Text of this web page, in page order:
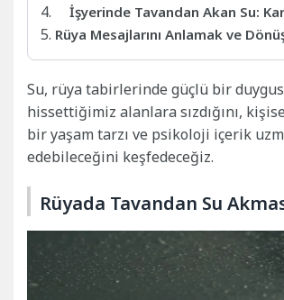
İşyerinde Tavandan Akan Su:
Rüya Mesajlarını Anlamak ve
Su, rüya tabirlerinde güçlü bir
hissettiğimiz alanlara sızdığını,
bir yaşam tarzı ve psikoloji içerik
edebileceğini keşfedeceğiz.
Rüyada Tavandan Su